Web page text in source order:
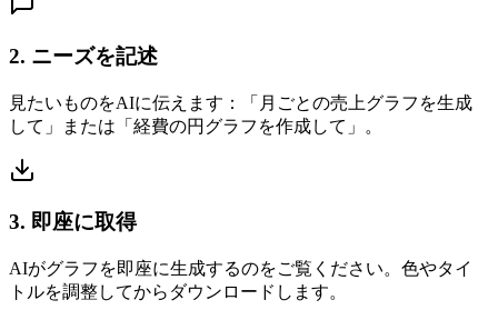
2. ニーズを記述
見たいものをAIに伝えます：「月ごとの売上グラフを生成
して」または「経費の円グラフを作成して」。
3. 即座に取得
AIがグラフを即座に生成するのをご覧ください。色やタイ
トルを調整してからダウンロードします。